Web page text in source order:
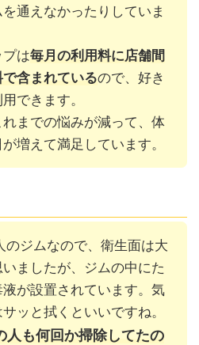
通えなかったりしていま
は毎月の利用料に店舗間
含まれているので、好き
できます。
までの悩みが減って、体
増えて満足しています。
のジムなので、衛生面は大
ましたが、ジムの中にた
液が設置されています。気
ッと拭くといいですね。
人も何回か掃除してたの